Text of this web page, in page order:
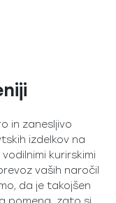
in zanesljivo
izdelkov na
kurirskimi
vaših naročil
da je takojšen